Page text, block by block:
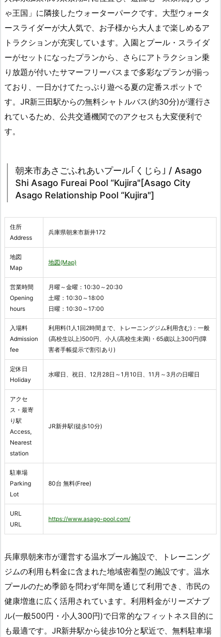
ゃ王国」に隣接したウォーターパークです。大型ウォータ
ースライダーが大人気で、お子様から大人まで楽しめるア
トラクションが充実しています。入園とプール・スライダ
ーがセットになったプランから、さらにアトラクション乗
り放題が付いたサマーフリーパスまで多彩なプランが揃っ
ており、一日かけてたっぷり遊べる夏の定番スポットで
す。JR新三田駅からの無料シャトルバス(約30分)が運行さ
れているため、公共交通機関でのアクセスも大変便利で
す。
朝来市あさごふれあいプール｢くじら｣ / Asago
Shi Asago Fureai Pool “Kujira"[Asago City
Asago Relationship Pool “Kujira"]
住所
Address
兵庫県朝来市新井172
地図
Map
地図(Map)
営業時間
Opening
hours
月曜～金曜：10:30～20:30
土曜：10:30～18:00
日曜：10:30～17:00
入場料
Admission
fee
利用料(1人1回2時間まで、トレーニングジム利用含む)：一般
(高校生以上)500円、小人(高校生未満)・65歳以上300円(障
害者手帳提示で割引あり)
定休日
Holiday
水曜日、祝日、12月28日～1月10日、11月～3月の日曜日
アクセ
ス・最寄
り駅
Access,
Nearest
station
JR新井駅(徒歩10分)
駐車場
Parking
Lot
80台 無料(Free)
URL
URL
https://www.asago-pool.com/
兵庫県朝来市が運営する温水プール施設で、トレーニング
ジムの利用も料金に含まれた地域密着型の施設です。温水
プールのため季節を問わず年間を通じて利用でき、市民の
健康増進に広く活用されています。利用料金がリーズナブ
ル(一般500円・小人300円)で日常的なフィットネス目的に
も最適です。JR新井駅から徒歩10分と駅近で、無料駐車場